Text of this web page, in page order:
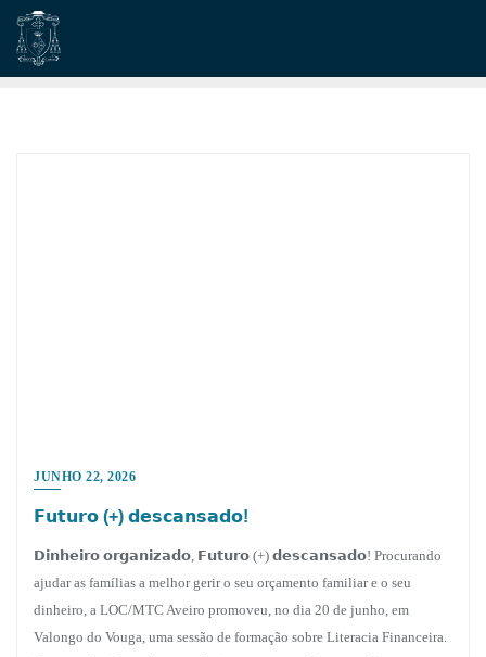
Skip
content
JUNHO 22, 2026
𝗙𝘂𝘁𝘂𝗿𝗼 (+) 𝗱𝗲𝘀𝗰𝗮𝗻𝘀𝗮𝗱𝗼!
𝗗𝗶𝗻𝗵𝗲𝗶𝗿𝗼 𝗼𝗿𝗴𝗮𝗻𝗶𝘇𝗮𝗱𝗼, 𝗙𝘂𝘁𝘂𝗿𝗼 (+) 𝗱𝗲𝘀𝗰𝗮𝗻𝘀𝗮𝗱𝗼! Procurando
ajudar as famílias a melhor gerir o seu orçamento familiar e o seu
dinheiro, a LOC/MTC Aveiro promoveu, no dia 20 de junho, em
Valongo do Vouga, uma sessão de formação sobre Literacia Financeira.